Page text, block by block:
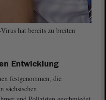
hat bereits zu breiten
Entwicklung
festgenommen, die
sächsischen